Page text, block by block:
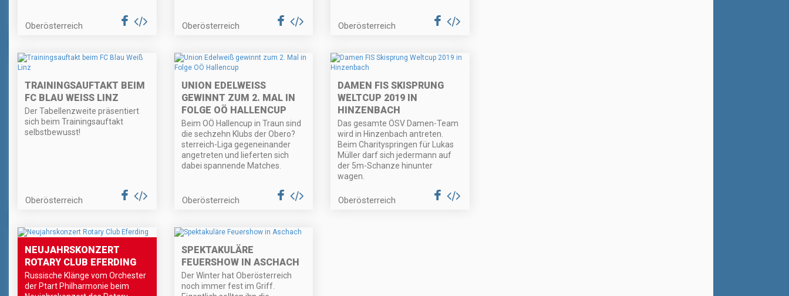
Oberösterreich Oberösterreich Oberösterreich
TRAININGSAUFTAKT BEIM
FC BLAU WEISS LINZ
Der Tabellenzweite präsentiert
sich beim Trainingsauftakt
selbstbewusst!
Oberösterreich
UNION EDELWEISS G
EWINNT ZUM 2. MAL IN F
OLGE OÖ HALLENCUP
Beim OÖ Hallencup in Traun sind
die sechzehn Klubs der Obero?
sterreich-Liga gegeneinander
angetreten und lieferten sich
dabei spannende Matches.
Oberösterreich
DAMEN FIS SKISPRUNG
WELTCUP 2019 IN
HINZENBACH
Das gesamte ÖSV Damen-Team
wird in Hinzenbach antreten.
Beim Charityspringen für Lukas
Müller darf sich jedermann auf
der 5m-Schanze hinunter
wagen.
Oberösterreich
NEUJAHRSKONZERT
ROTARY CLUB EFERDING
Russische Klänge vom Orchester
der Ptart Philharmonie beim
SPEKTAKULÄRE
FEUERSHOW IN ASCHACH
Der Winter hat Oberösterreich
noch immer fest im Griff.